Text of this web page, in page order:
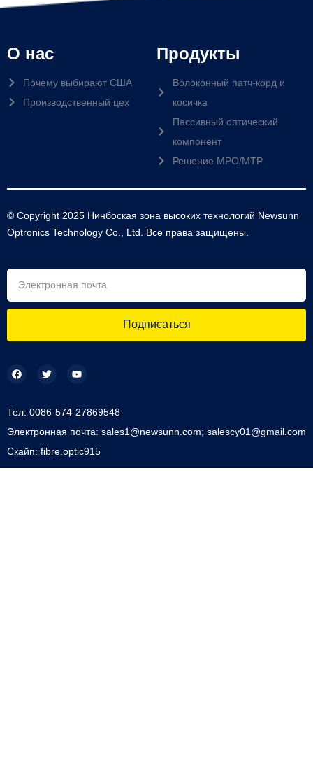
О нас
Почему выбирают США
Производственный цех
Продукты
Волоконный патч-корд и
косичка
Пассивный оптический
компонент
Решение MPO/MTP
© Copyright 2025 Нинбоская зона высоких технологий Newsunn
Optronics Technology Co., Ltd. Все права защищены.
Подписаться
Тел: 0086-574-27869548
Электронная почта: sales1@newsunn.com; salescy01@gmail.com
Скайп: fibre.optic915